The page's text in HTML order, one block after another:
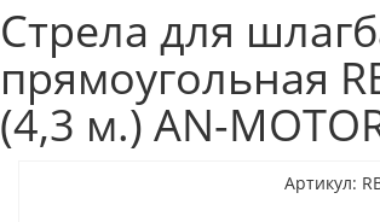
Стрела для
прямоугольная
(4,3 м.) AN-
Артикул: